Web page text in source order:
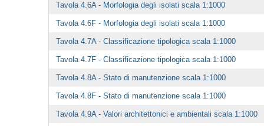
Tavola 4.6A - Morfologia degli isolati scala 1:1000
Tavola 4.6F - Morfologia degli isolati scala 1:1000
Tavola 4.7A - Classificazione tipologica scala 1:1000
Tavola 4.7F - Classificazione tipologica scala 1:1000
Tavola 4.8A - Stato di manutenzione scala 1:1000
Tavola 4.8F - Stato di manutenzione scala 1:1000
Tavola 4.9A - Valori architettonici e ambientali scala 1:1000